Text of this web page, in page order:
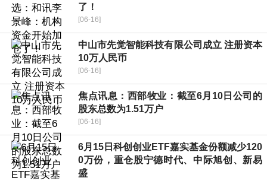
了！
[06-16]
中山市先觉智能科技有限公司成立 注册资本
10万人民币
[06-16]
焦点讯息：西部牧业：截至6月10日公司的
股东总数为1.51万户
[06-16]
6月15日科创创业ETF嘉实基金份额减少120
0万份，重仓股宁德时代、中际旭创、新易
盛